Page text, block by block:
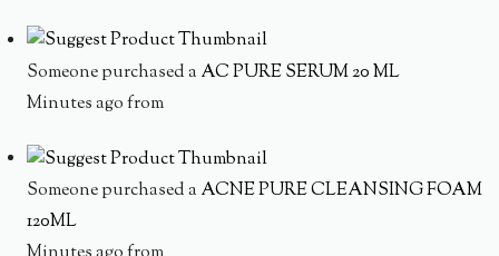
Someone purchased a AC PURE SERUM 20 ML
Minutes ago from
Someone purchased a ACNE PURE CLEANSING FOAM
120ML